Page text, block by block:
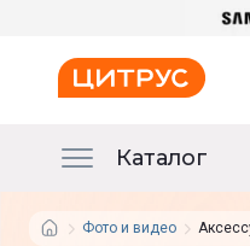
Каталог
Фото и видео